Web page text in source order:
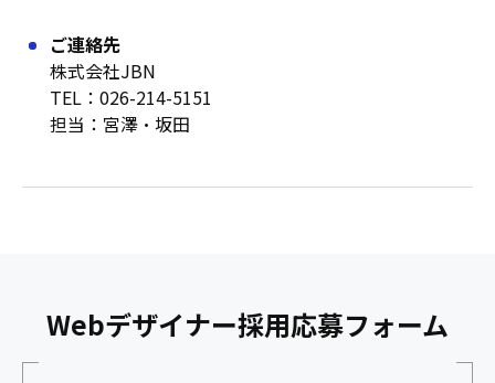
ご連絡先
株式会社JBN
TEL：026-214-5151
担当：宮澤・坂田
Webデザイナー採用応募フォーム